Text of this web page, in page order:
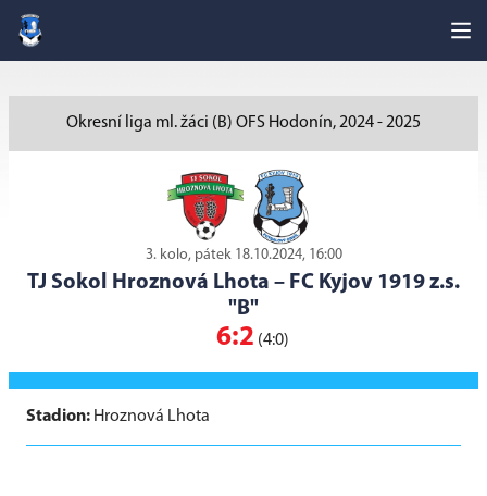
Okresní liga ml. žáci (B) OFS Hodonín, 2024 - 2025
3. kolo, pátek 18.10.2024, 16:00
TJ Sokol Hroznová Lhota – FC Kyjov 1919 z.s.
"B"
6:2 (4:0)
Stadion: Hroznová Lhota